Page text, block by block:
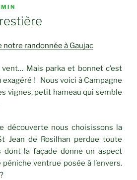
notre randonnée à Gaujac
Mais parka et bonnet c’est
exagéré ! Nous voici à Campagne
vignes, petit hameau qui semble
découverte nous choisissons la
Jean de Rosilhan perdue toute
dont la façade donne un aspect
ventrue posée à l’envers.